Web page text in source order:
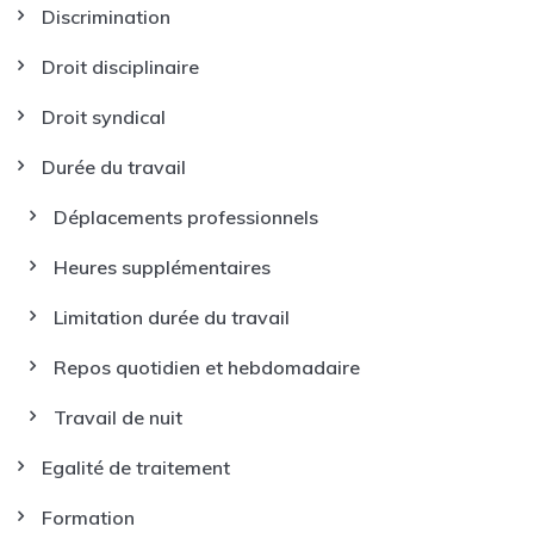
Discrimination
Droit disciplinaire
Droit syndical
Durée du travail
Déplacements professionnels
Heures supplémentaires
Limitation durée du travail
Repos quotidien et hebdomadaire
Travail de nuit
Egalité de traitement
Formation